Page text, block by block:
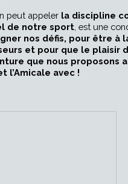
peut appeler la discipline
de notre sport , est une
nos défis, pour être à
et pour que le plaisir
que nous proposons
l’Amicale avec !